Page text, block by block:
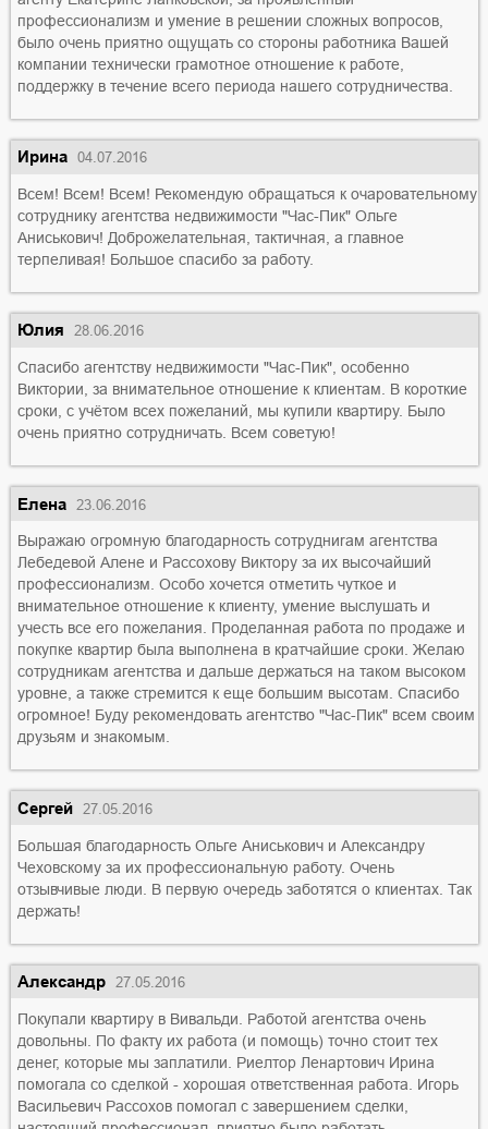
профессионализм и умение в решении сложных вопросов,
было очень приятно ощущать со стороны работника Вашей
компании технически грамотное отношение к работе,
поддержку в течение всего периода нашего сотрудничества.
Ирина 04.07.2016
Всем! Всем! Всем! Рекомендую обращаться к очаровательному
сотруднику агентства недвижимости "Час-Пик" Ольге
Аниськович! Доброжелательная, тактичная, а главное
терпеливая! Большое спасибо за работу.
Юлия 28.06.2016
Спасибо агентству недвижимости "Час-Пик", особенно
Виктории, за внимательное отношение к клиентам. В короткие
сроки, с учётом всех пожеланий, мы купили квартиру. Было
очень приятно сотрудничать. Всем советую!
Елена 23.06.2016
Выражаю огромную благодарность сотрудниrам агентства
Лебедевой Алене и Рассохову Виктору за их высочайший
профессионализм. Особо хочется отметить чуткое и
внимательное отношение к клиенту, умение выслушать и
учесть все его пожелания. Проделанная работа по продаже и
покупке квартир была выполнена в кратчайшие сроки. Желаю
сотрудникам агентства и дальше держаться на таком высоком
уровне, а также стремится к еще большим высотам. Спасибо
огромное! Буду рекомендовать агентство "Час-Пик" всем своим
друзьям и знакомым.
Сергей 27.05.2016
Большая благодарность Ольге Аниськович и Александру
Чеховскому за их профессиональную работу. Очень
отзывчивые люди. В первую очередь заботятся о клиентах. Так
держать!
Александр 27.05.2016
Покупали квартиру в Вивальди. Работой агентства очень
довольны. По факту их работа (и помощь) точно стоит тех
денег, которые мы заплатили. Риелтор Ленартович Ирина
помогала со сделкой - хорошая ответственная работа. Игорь
Васильевич Рассохов помогал с завершением сделки,